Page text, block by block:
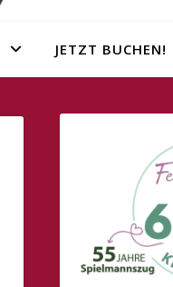
JETZT BUCHEN!